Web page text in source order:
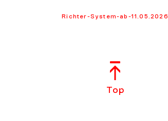
Richter-System-ab-11.05.2026
Top